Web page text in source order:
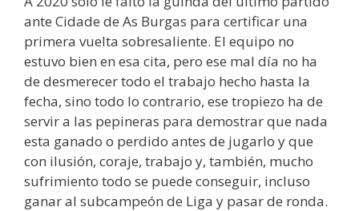
ante Cidade de As Burgas para certificar una
primera vuelta sobresaliente. El equipo no
estuvo bien en esa cita, pero ese mal día no ha
de desmerecer todo el trabajo hecho hasta la
fecha, sino todo lo contrario, ese tropiezo ha de
servir a las pepineras para demostrar que nada
esta ganado o perdido antes de jugarlo y que
con ilusión, coraje, trabajo y, también, mucho
sufrimiento todo se puede conseguir, incluso
ganar al subcampeón de Liga y pasar de ronda.